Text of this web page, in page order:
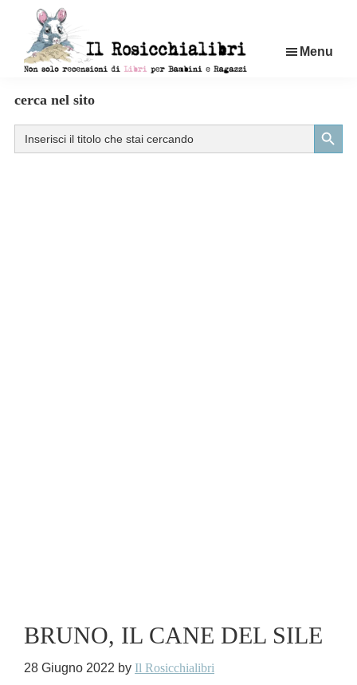
contenuto
di
libri
per
Menu
cerca nel sito
Search
for:
Search Button
BRUNO, IL CANE DEL SILE
28 Giugno 2022 by Il Rosicchialibri